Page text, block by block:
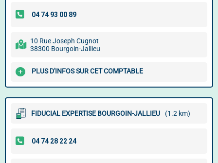
10 Rue Joseph Cugnot
38300 Bourgoin-Jallieu
PLUS D'INFOS SUR CET COMPTABLE
FIDUCIAL EXPERTISE BOURGOIN-JALLIEU (1.2 km)